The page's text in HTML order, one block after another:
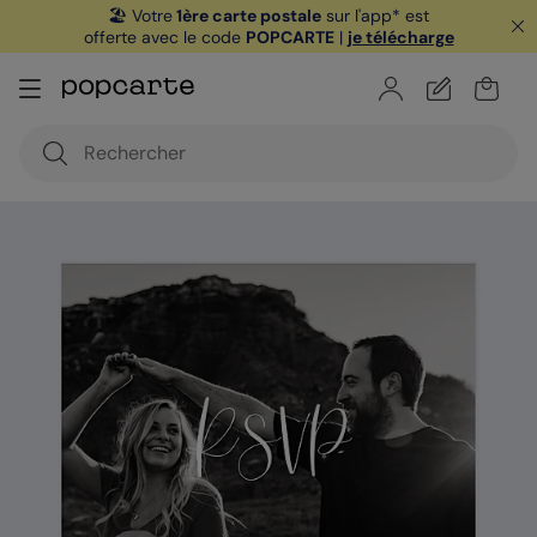
🏖️ Votre1ère carte postale sur l'app* est
offerte avec le code POPCARTE| je télécharge